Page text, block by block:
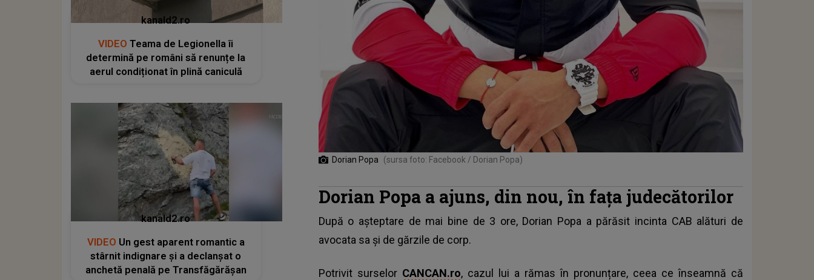
Dorian Popa (sursa foto: Facebook / Dorian Popa)
Dorian Popa a ajuns, din nou, în fața judecătorilor
După o așteptare de mai bine de 3 ore, Dorian Popa a părăsit incinta CAB alături de
avocata sa și de gărzile de corp.
Potrivit surselor CANCAN.ro, cazul lui a rămas în pronunțare, ceea ce înseamnă că
kanald2.ro
VIDEO Teama de Legionella îi
determină pe români să renunțe la
aerul condiționat în plină caniculă
kanald2.ro
VIDEO Un gest aparent romantic a
stârnit indignare și a declanșat o
anchetă penală pe Transfăgărășan